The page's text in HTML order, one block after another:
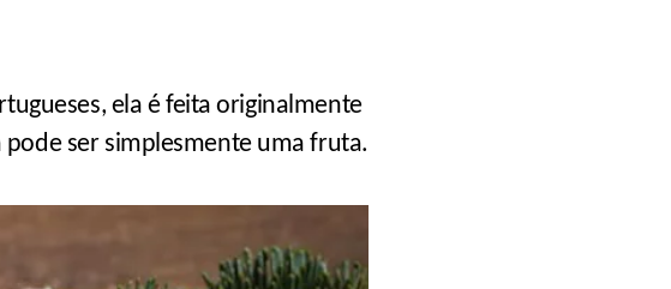
ela é feita originalmente
ser simplesmente uma fruta.